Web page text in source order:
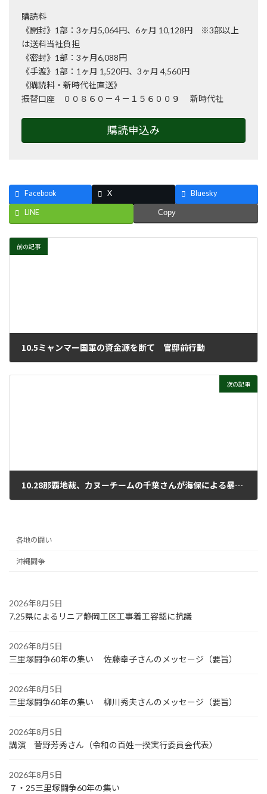
購読料
《開封》1部：3ヶ月5,064円、6ヶ月 10,128円 ※3部以上
は送料当社負担
《密封》1部：3ヶ月6,088円
《手渡》1部：1ヶ月 1,520円、3ヶ月 4,560円
《購読料・新時代社直送》
振替口座 ００８６０－４－１５６００９ 新時代社
購読申込み
Facebook X Bluesky
LINE Copy
前の記事
10.5ミャンマー国軍の資金源を断て 官邸前行動
次の記事
10.28那覇地裁、カヌーチームの千葉さんが海保による暴力行為に対し国家損害賠償を求めた裁判の第1回口頭弁論
各地の闘い
沖縄闘争
2026年8月5日
7.25県によるリニア静岡工区工事着工容認に抗議
2026年8月5日
三里塚闘争60年の集い 佐藤幸子さんのメッセージ（要旨）
2026年8月5日
三里塚闘争60年の集い 柳川秀夫さんのメッセージ（要旨）
2026年8月5日
講演 菅野芳秀さん（令和の百姓一揆実行委員会代表）
2026年8月5日
７・25三里塚闘争60年の集い